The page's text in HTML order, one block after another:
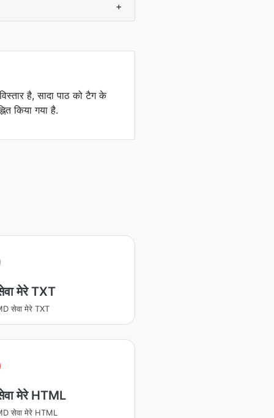
+
है, सादा पाठ को टैग के
किया गया है.
मेरे TXT
सेवा मेरे TXT
मेरे HTML
सेवा मेरे HTML